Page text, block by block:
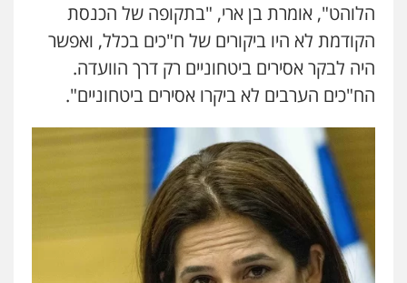
הלוהט", אומרת בן ארי, "בתקופה של הכנסת
הקודמת לא היו ביקורים של ח"כים בכלל, ואפשר
היה לבקר אסירים ביטחוניים רק דרך הוועדה.
הח"כים הערבים לא ביקרו אסירים ביטחוניים".
עו"ד אייל אביטל
פלילי פשיעה חמורה מעצרים וחקירות
0544712201
עו"ד רונן בנדל
משפט פלילי פשיעה חמורה
0524282442
כבריאן, מזר – משרד עורכי דין
פלילי מעצרים וחקירות